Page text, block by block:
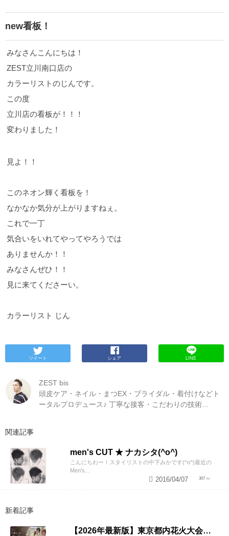
new看板！
みなさんこんにちは！
ZEST立川南口店の
カラーリストのじんです。
この度
立川店の看板が！！！
変わりました！
見よ！！
このネオン輝く看板を！
なかなか気分が上がりますねぇ。
これで一丁
気合いをいれてやってやろうでは
ありませんか！！
みなさんぜひ！！
見に来てくださーい。
カラーリスト じん
ツイート シェア LINE
ZEST bis
頭皮ケア・ネイル・まつEX・ブライダル・着付けなどト
ータルプロデュース♪ 丁寧な接客・こだわりの技術...
関連記事
men's CUT ★ ナカシタ(^o^)
こんにちわー！スタイリストの中下みかです(^o^)最近の
Men's...
307
2016/04/07
新着記事
【2026年最新版】東京都内花火大会まとめ｜浴衣着付け・ヘアセットならZESTへ